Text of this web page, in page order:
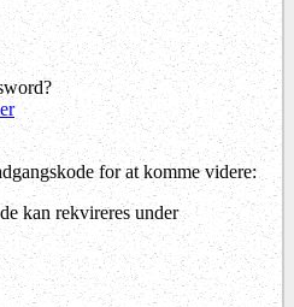
for at komme videre:
kan rekvireres under